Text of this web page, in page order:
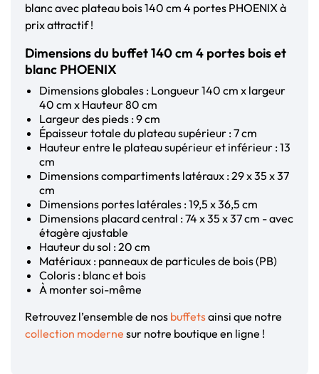
blanc avec plateau bois 140 cm 4 portes PHOENIX à
prix attractif !
Dimensions du buffet 140 cm 4 portes bois et
blanc PHOENIX
Dimensions globales : Longueur 140 cm x largeur
40 cm x Hauteur 80 cm
Largeur des pieds : 9 cm
Épaisseur totale du plateau supérieur : 7 cm
Hauteur entre le plateau supérieur et inférieur : 13
cm
Dimensions compartiments latéraux : 29 x 35 x 37
cm
Dimensions portes latérales : 19,5 x 36,5 cm
Dimensions placard central : 74 x 35 x 37 cm - avec
étagère ajustable
Hauteur du sol : 20 cm
Matériaux : panneaux de particules de bois (PB)
Coloris : blanc et bois
À monter soi-même
Retrouvez l’ensemble de nos buffetsainsi que notre
collection moderne sur notre boutique en ligne !